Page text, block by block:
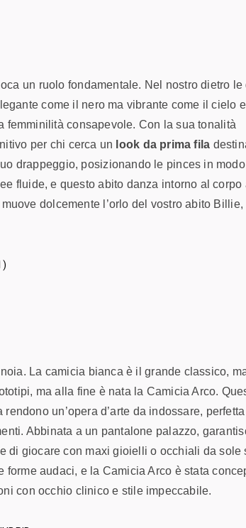
un ruolo fondamentale. Nel nostro dietro le
come il nero ma vibrante come il cielo
femminilità consapevole. Con la sua tonalità
per chi cerca un look da prima fila
drappeggio, posizionando le pinces in
fluide, e questo abito danza intorno al corpo
dolcemente l’orlo del vostro abito Billie,
La camicia bianca è il grande classico,
ma alla fine è nata la Camicia Arco.
un’opera d’arte da indossare,
Abbinata a un pantalone palazzo,
di giocare con maxi gioielli o occhiali da sole
audaci, e la Camicia Arco è stata
con occhio clinico e stile impeccabile.